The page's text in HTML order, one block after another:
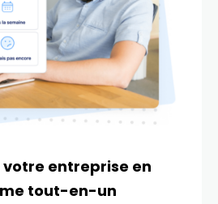
votre entreprise en
tout-en-un